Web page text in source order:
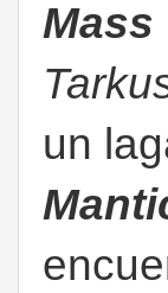
Mass
un